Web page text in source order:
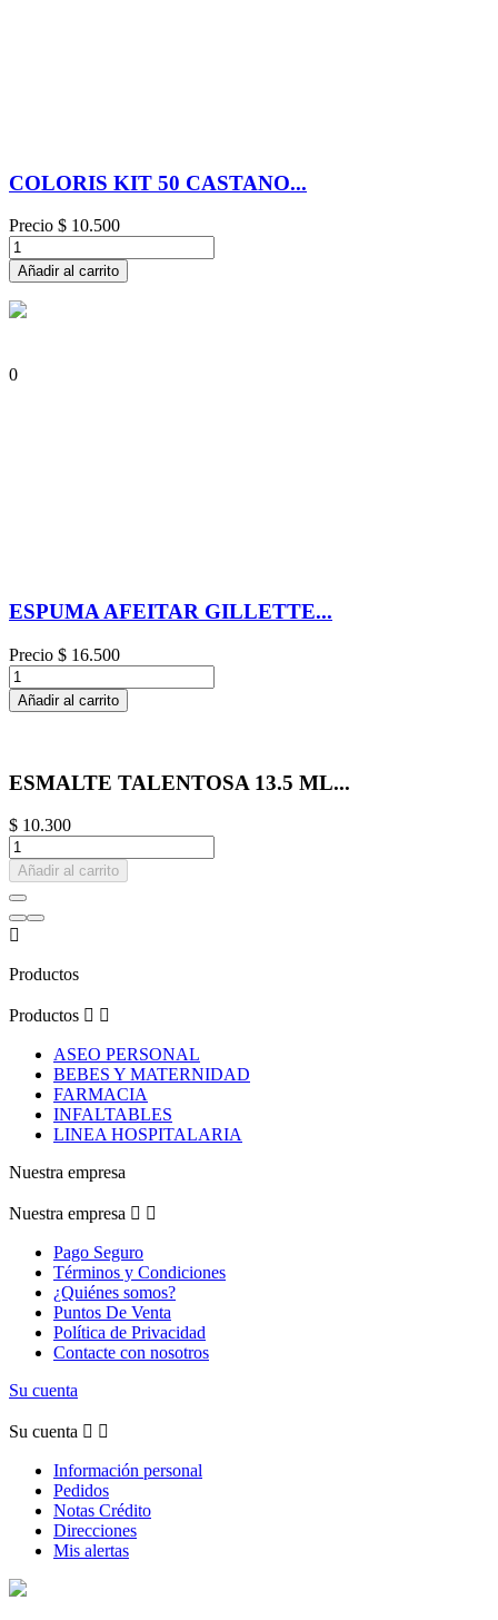
COLORIS KIT 50 CASTANO...
Precio $ 10.500
Añadir al carrito
0
ESPUMA AFEITAR GILLETTE...
Precio $ 16.500
Añadir al carrito
ESMALTE TALENTOSA 13.5 ML...
$ 10.300
Añadir al carrito

Productos
Productos  
ASEO PERSONAL
BEBES Y MATERNIDAD
FARMACIA
INFALTABLES
LINEA HOSPITALARIA
Nuestra empresa
Nuestra empresa  
Pago Seguro
Términos y Condiciones
¿Quiénes somos?
Puntos De Venta
Política de Privacidad
Contacte con nosotros
Su cuenta
Su cuenta  
Información personal
Pedidos
Notas Crédito
Direcciones
Mis alertas